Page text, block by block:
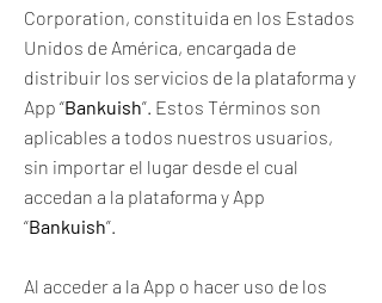
Corporation, constituida en los Estados
Unidos de América, encargada de
distribuir los servicios de la plataforma y
App “Bankuish”. Estos Términos son
aplicables a todos nuestros usuarios,
sin importar el lugar desde el cual
accedan a la plataforma y App
“Bankuish”.
Al acceder a la App o hacer uso de los